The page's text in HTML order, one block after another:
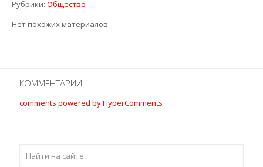
Рубрики: Общество
Нет похожих материалов.
КОММЕНТАРИИ:
comments powered by HyperComments